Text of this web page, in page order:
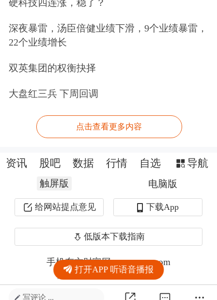
硬科技四连涨，稳了？
深夜暴雷，汤臣倍健业绩下滑，9个业绩暴雷，
22个业绩增长
双英集团的权衡抉择
大盘红三兵 下周回调
点击查看更多内容
写评论 ...
打开APP 听语音播报
资讯 股吧 数据 行情 自选 导航
触屏版 电脑版
给网站提点意见 下载App
低版本下载指南
手机东方财富网 eastmoney.com
网站备案号:沪ICP备05006054号-11